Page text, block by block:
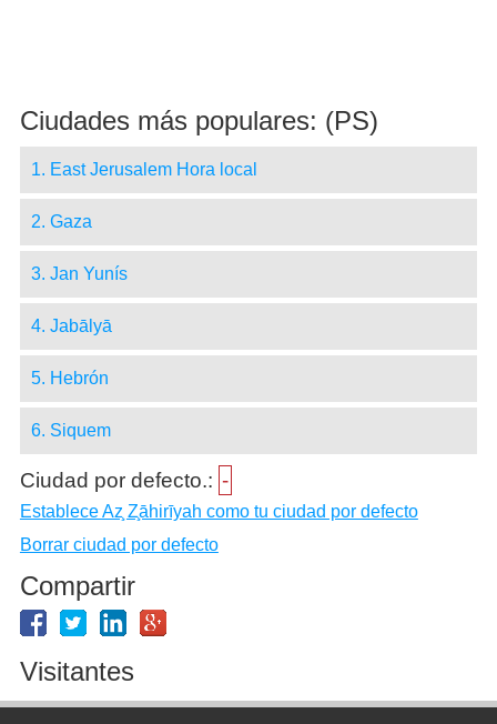
Ciudades más populares: (PS)
1. East Jerusalem Hora local
2. Gaza
3. Jan Yunís
4. Jabālyā
5. Hebrón
6. Siquem
Ciudad por defecto.: -
Establece Az̧ Z̧āhirīyah como tu ciudad por defecto
Borrar ciudad por defecto
Compartir
Visitantes